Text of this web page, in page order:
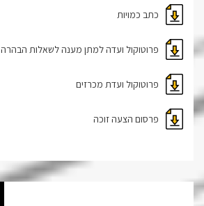
כתב כמויות
פרוטוקול ועדה למתן מענה לשאלות הבהרה
פרוטוקול ועדת מכרזים
פרסום הצעה זוכה